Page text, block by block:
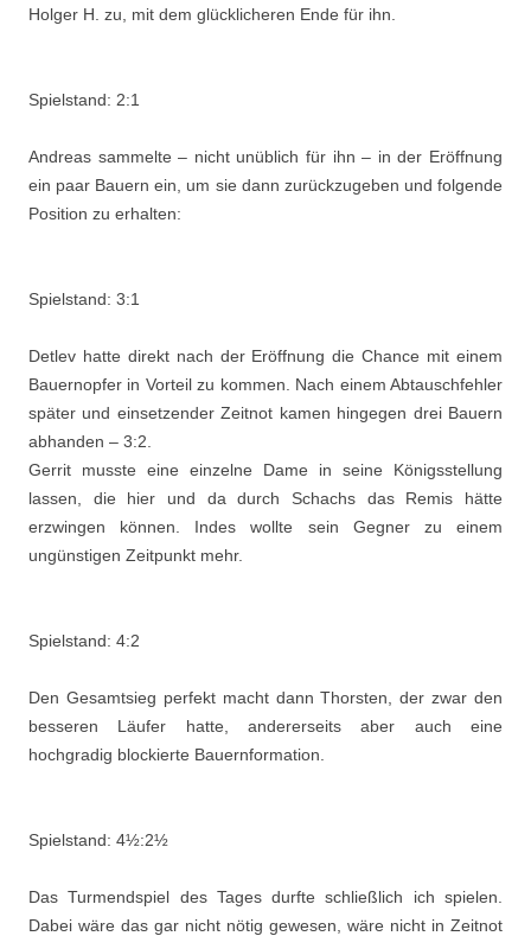
Holger H. zu, mit dem glücklicheren Ende für ihn.
Spielstand: 2:1
Andreas sammelte – nicht unüblich für ihn – in der Eröffnung
ein paar Bauern ein, um sie dann zurückzugeben und folgende
Position zu erhalten:
Spielstand: 3:1
Detlev hatte direkt nach der Eröffnung die Chance mit einem
Bauernopfer in Vorteil zu kommen. Nach einem Abtauschfehler
später und einsetzender Zeitnot kamen hingegen drei Bauern
abhanden – 3:2.
Gerrit musste eine einzelne Dame in seine Königsstellung
lassen, die hier und da durch Schachs das Remis hätte
erzwingen können. Indes wollte sein Gegner zu einem
ungünstigen Zeitpunkt mehr.
Spielstand: 4:2
Den Gesamtsieg perfekt macht dann Thorsten, der zwar den
besseren Läufer hatte, andererseits aber auch eine
hochgradig blockierte Bauernformation.
Spielstand: 4½:2½
Das Turmendspiel des Tages durfte schließlich ich spielen.
Dabei wäre das gar nicht nötig gewesen, wäre nicht in Zeitnot